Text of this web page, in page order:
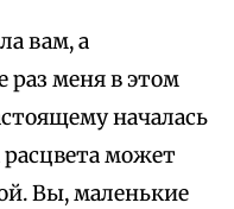
вам, а
меня в этом
началась
расцвета может
Вы, маленькие